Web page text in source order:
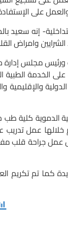
على
إنه سعيد
وامراض
مجلس إدارة
الخدمة
كلية طب
جراحة قلب
تم تكريم